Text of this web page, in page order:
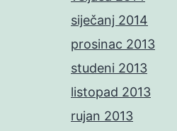
siječanj 2014
prosinac 2013
studeni 2013
listopad 2013
rujan 2013